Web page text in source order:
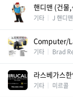
핸디맨 (건물
기타 J 핸디맨
Computer/
기타 Brad
라스베가스
기타 미르콜